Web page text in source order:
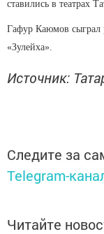
ставились в театрах
Гафур Каюмов
«Зулейха».
Источник:
Следите за
Telegram-
Читайте